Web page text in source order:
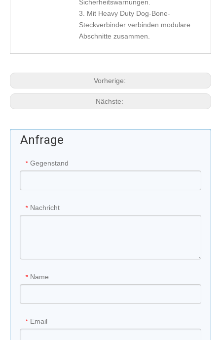
Sicherheitswarnungen.
3. Mit Heavy Duty Dog-Bone-
Steckverbinder verbinden modulare
Abschnitte zusammen.
Vorherige:
Nächste:
Anfrage
* Gegenstand
* Nachricht
* Name
* Email